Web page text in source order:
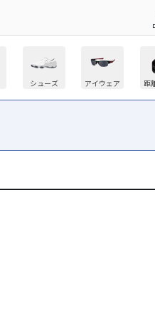
シューズ アイウェア 距